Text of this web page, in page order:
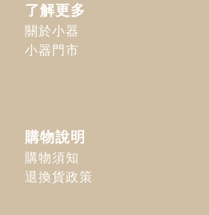
了解更多
關於小器
小器門市
購物說明
購物須知
退換貨政策